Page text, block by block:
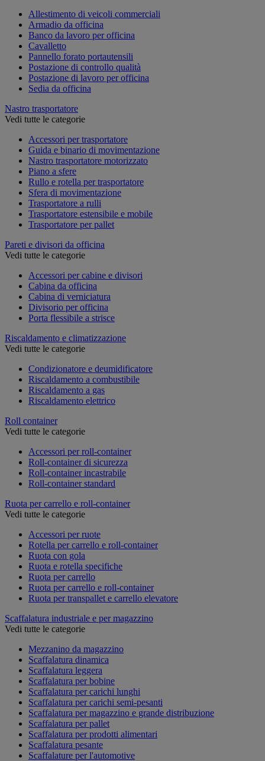
Allestimento di veicoli commerciali
Armadio da officina
Banco da lavoro per officina
Cavalletto
Pannello forato portautensili
Postazione di controllo qualità
Postazione di lavoro per officina
Sedia da officina
Nastro trasportatore
Vedi tutte le categorie
Accessori per trasportatore
Guida e binario di movimentazione
Nastro trasportatore motorizzato
Piano a sfere
Rullo e rotella per trasportatore
Sfera di movimentazione
Trasportatore a rulli
Trasportatore estensibile e mobile
Trasportatore per pallet
Pareti e divisori da officina
Vedi tutte le categorie
Accessori per cabine e divisori
Cabina da officina
Cabina di verniciatura
Divisorio per officina
Porta flessibile a strisce
Riscaldamento e climatizzazione
Vedi tutte le categorie
Condizionatore e deumidificatore
Riscaldamento a combustibile
Riscaldamento a gas
Riscaldamento elettrico
Roll container
Vedi tutte le categorie
Accessori per roll-container
Roll-container di sicurezza
Roll-container incastrabile
Roll-container standard
Ruota per carrello e roll-container
Vedi tutte le categorie
Accessori per ruote
Rotella per carrello e roll-container
Ruota con gola
Ruota e rotella specifiche
Ruota per carrello
Ruota per carrello e roll-container
Ruota per transpallet e carrello elevatore
Scaffalatura industriale e per magazzino
Vedi tutte le categorie
Mezzanino da magazzino
Scaffalatura dinamica
Scaffalatura leggera
Scaffalatura per bobine
Scaffalatura per carichi lunghi
Scaffalatura per carichi semi-pesanti
Scaffalatura per magazzino e grande distribuzione
Scaffalatura per pallet
Scaffalatura per prodotti alimentari
Scaffalatura pesante
Scaffalature per l'automotive